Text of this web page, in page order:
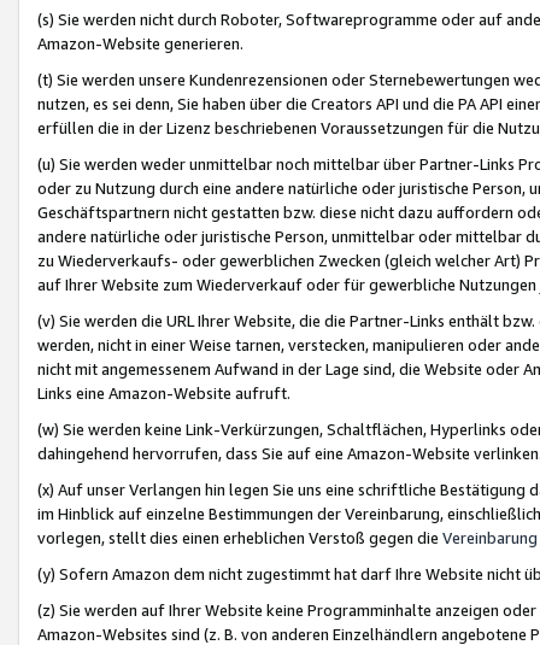
(s) Sie werden nicht durch Roboter, Softwareprogramme oder auf
Amazon-Website generieren.
(t) Sie werden unsere Kundenrezensionen oder Sternebewertungen
nutzen, es sei denn, Sie haben über die Creators API und die PA API
erfüllen die in der Lizenz beschriebenen Voraussetzungen für die
(u) Sie werden weder unmittelbar noch mittelbar über Partner-Links
oder zu Nutzung durch eine andere natürliche oder juristische
Geschäftspartnern nicht gestatten bzw. diese nicht dazu auffordern
andere natürliche oder juristische Person, unmittelbar oder mittelbar
zu Wiederverkaufs- oder gewerblichen Zwecken (gleich welcher Art)
auf Ihrer Website zum Wiederverkauf oder für gewerbliche
(v) Sie werden die URL Ihrer Website, die die Partner-Links enthält
werden, nicht in einer Weise tarnen, verstecken, manipulieren oder
nicht mit angemessenem Aufwand in der Lage sind, die Website oder
Links eine Amazon-Website aufruft.
(w) Sie werden keine Link-Verkürzungen, Schaltflächen, Hyperlinks
dahingehend hervorrufen, dass Sie auf eine Amazon-Website
(x) Auf unser Verlangen hin legen Sie uns eine schriftliche
im Hinblick auf einzelne Bestimmungen der Vereinbarung,
vorlegen, stellt dies einen erheblichen Verstoß gegen die Vereinbarung
(y) Sofern Amazon dem nicht zugestimmt hat darf Ihre Website nicht
(z) Sie werden auf Ihrer Website keine Programminhalte anzeigen
Amazon-Websites sind (z. B. von anderen Einzelhändlern